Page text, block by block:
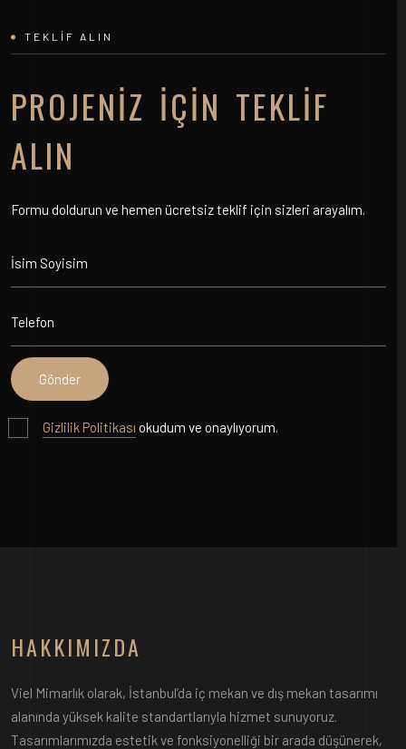
TEKLIF ALIN
PROJENIZ İÇIN TEKLIF
ALIN
Formu doldurun ve hemen ücretsiz teklif için sizleri arayalım.
Gizlilik Politikası okudum ve onaylıyorum.
HAKKIMIZDA
Viel Mimarlık olarak, İstanbul’da iç mekan ve dış mekan tasarımı
alanında yüksek kalite standartlarıyla hizmet sunuyoruz.
Tasarımlarımızda estetik ve fonksiyonelliği bir arada düşünerek,